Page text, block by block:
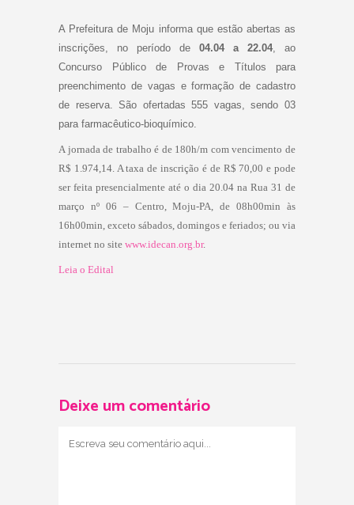
A Prefeitura de Moju informa que estão abertas as
inscrições, no período de 04.04 a 22.04 , ao
Concurso Público de Provas e Títulos para
preenchimento de vagas e formação de cadastro
de reserva. São ofertadas 555 vagas, sendo 03
para farmacêutico-bioquímico.
A jornada de trabalho é de 180h/m com vencimento de
R$ 1.974,14. A taxa de inscrição é de R$ 70,00 e pode
ser feita presencialmente até o dia 20.04 na Rua 31 de
março nº 06 – Centro, Moju-PA, de 08h00min às
16h00min, exceto sábados, domingos e feriados; ou via
internet no site www.idecan.org.br.
Leia o Edital
Deixe um comentário